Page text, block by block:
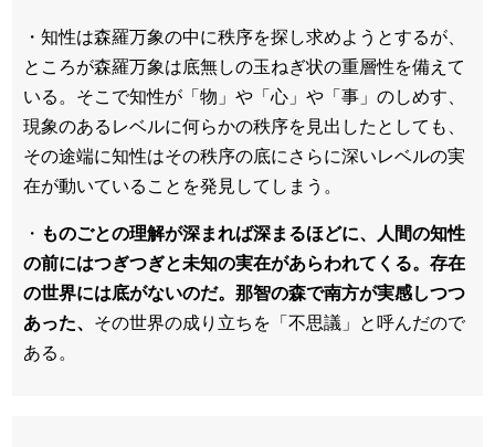
・知性は森羅万象の中に秩序を探し求めようとするが、
ところが森羅万象は底無しの玉ねぎ状の重層性を備えて
いる。そこで知性が「物」や「心」や「事」のしめす、
現象のあるレベルに何らかの秩序を見出したとしても、
その途端に知性はその秩序の底にさらに深いレベルの実
在が動いていることを発見してしまう。
・ ものごとの理解が深まれば深まるほどに、人間の知性
の前にはつぎつぎと未知の実在があらわれてくる。存在
の世界には底がないのだ。那智の森で南方が実感しつつ
あった、 その世界の成り立ちを「不思議」と呼んだので
ある。